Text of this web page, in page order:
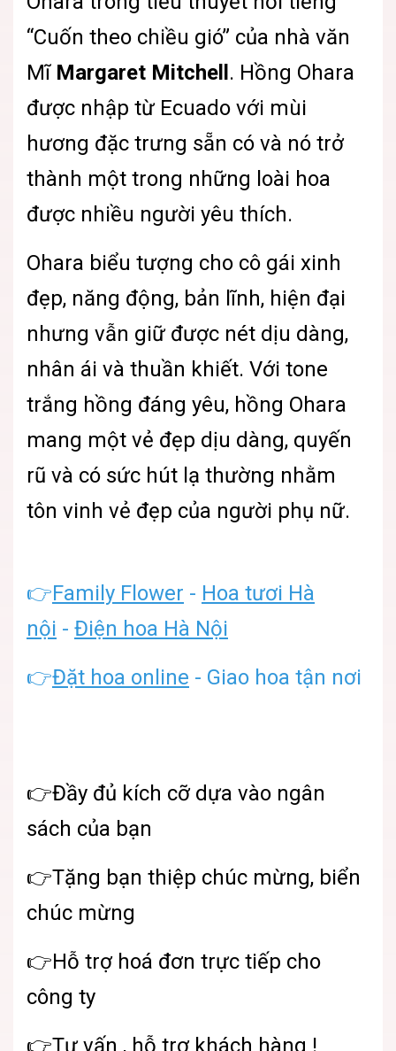
“Cuốn theo chiều gió” của nhà văn
Mĩ Margaret Mitchell . Hồng Ohara
được nhập từ Ecuado với mùi
hương đặc trưng sẵn có và nó trở
thành một trong những loài hoa
được nhiều người yêu thích.
Ohara biểu tượng cho cô gái xinh
đẹp, năng động, bản lĩnh, hiện đại
nhưng vẫn giữ được nét dịu dàng,
nhân ái và thuần khiết. Với tone
trắng hồng đáng yêu, hồng Ohara
mang một vẻ đẹp dịu dàng, quyến
rũ và có sức hút lạ thường nhằm
tôn vinh vẻ đẹp của người phụ nữ.
👉Family Flower - Hoa tươi Hà
nội - Điện hoa Hà Nội
👉Đặt hoa online - Giao hoa tận nơi
👉Đầy đủ kích cỡ dựa vào ngân
sách của bạn
👉Tặng bạn thiệp chúc mừng, biển
chúc mừng
👉Hỗ trợ hoá đơn trực tiếp cho
công ty
👉Tư vấn , hỗ trợ khách hàng !